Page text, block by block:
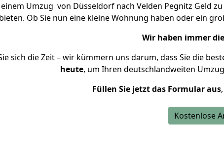
Umzug von Düsseldorf nach Velden Pegnitz Geld
bieten. Ob Sie nun eine kleine Wohnung haben oder ein
Wir haben immer
sich die Zeit – wir kümmern uns darum, dass Sie die
heute, um Ihren deutschlandweiten
Füllen Sie jetzt das Formular aus
Kostenlose